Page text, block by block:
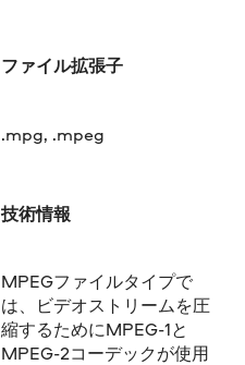
ファイル拡張子
.mpg, .mpeg
技術情報
MPEGファイルタイプで
は、ビデオストリームを圧
縮するためにMPEG-1と
MPEG-2コーデックが使用